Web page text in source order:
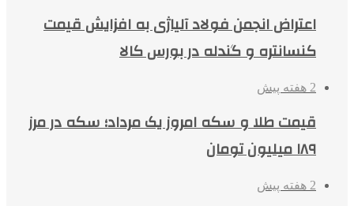
اعتراض انجمن فولاد آلیاژی به افزایش قیمت
کنسانتره و گندله در بورس کالا
2 هفته پیش
قیمت طلا و سکه امروز یک مرداد؛ سکه در مرز
۱۸۹ میلیون تومان
2 هفته پیش